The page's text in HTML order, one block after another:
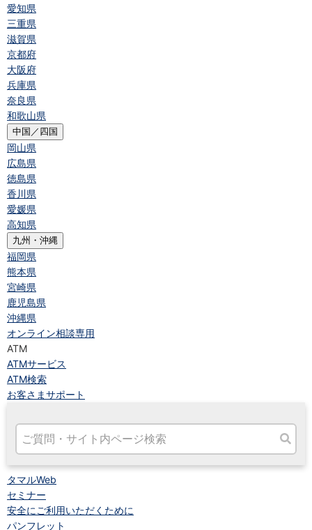
愛知県
三重県
滋賀県
京都府
大阪府
兵庫県
奈良県
和歌山県
中国／四国
岡山県
広島県
徳島県
香川県
愛媛県
高知県
九州・沖縄
福岡県
熊本県
宮崎県
鹿児島県
沖縄県
オンライン相談専用
ATM
ATMサービス
ATM検索
お客さまサポート
タマルWeb
セミナー
安全にご利用いただくために
パンフレット